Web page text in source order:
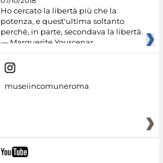
Ho cercato la libertà più che la
potenza, e quest'ultima soltanto
perché, in parte, secondava la libertà.
— Marguerite Yourcenar
museiincomuneroma